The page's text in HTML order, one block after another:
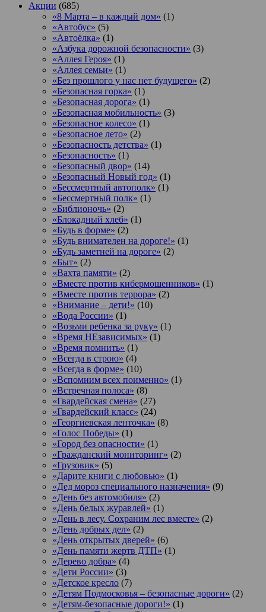
Акции (685)
«8 Марта – в каждый дом» (1)
«Автобус» (5)
«Автоёлка» (1)
«Азбука дорожной безопасности» (3)
«Аллея Героя» (1)
«Аллея семьи» (1)
«Без прошлого у нас нет будущего» (2)
«Безопасная горка» (1)
«Безопасная дорога» (1)
«Безопасная мобильность» (3)
«Безопасное колесо» (1)
«Безопасное лето» (2)
«Безопасность детства» (1)
«Безопасность» (1)
«Безопасный двор» (14)
«Безопасный Новый год» (1)
«Бессмертный автополк» (1)
«Бессмертный полк» (1)
«Библионочь» (2)
«Блокадный хлеб» (1)
«Будь в форме» (2)
«Будь внимателен на дороге!» (1)
«Будь заметней на дороге» (2)
«Быт» (2)
«Вахта памяти» (2)
«Вместе против кибермошенников» (1)
«Вместе против террора» (2)
«Внимание – дети!» (10)
«Вода России» (1)
«Возьми ребенка за руку» (1)
«Время НЕзависимых» (1)
«Время помнить» (1)
«Всегда в строю» (4)
«Всегда в форме» (10)
«Вспомним всех поименно» (1)
«Встречная полоса» (8)
«Гвардейская смена» (27)
«Гвардейский класс» (24)
«Георгиевская ленточка» (8)
«Голос Победы» (1)
«Город без опасности» (1)
«Гражданский мониторинг» (2)
«Грузовик» (5)
«Дарите книги с любовью» (1)
«Дед мороз специального назначения» (9)
«День без автомобиля» (2)
«День белых журавлей» (1)
«День в лесу. Сохраним лес вместе» (2)
«День добрых дел» (2)
«День открытых дверей» (6)
«День памяти жертв ДТП» (1)
«Дерево добра» (4)
«Дети России» (3)
«Детское кресло (7)
«Детям Подмосковья – безопасные дороги» (2)
«Детям-безопасные дороги!» (1)